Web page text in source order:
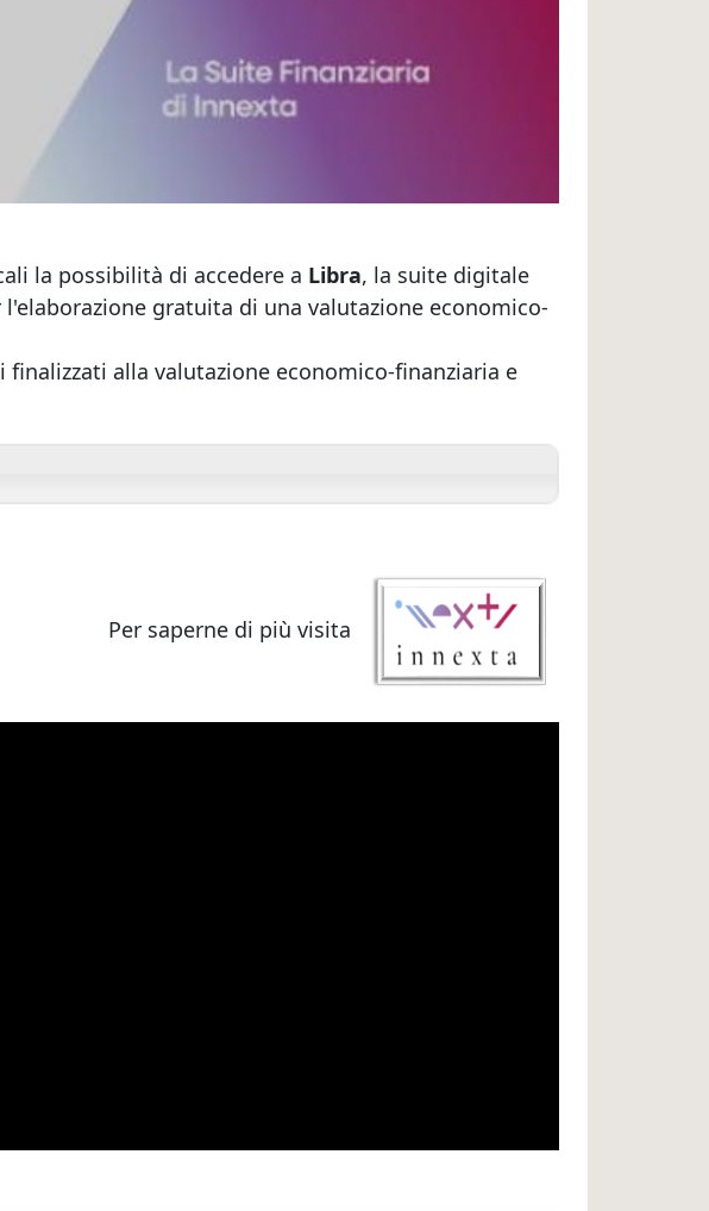
la possibilità di accedere a Libra, la suite digitale
gratuita di una valutazione economico-
alla valutazione economico-finanziaria e
Per saperne di più visita